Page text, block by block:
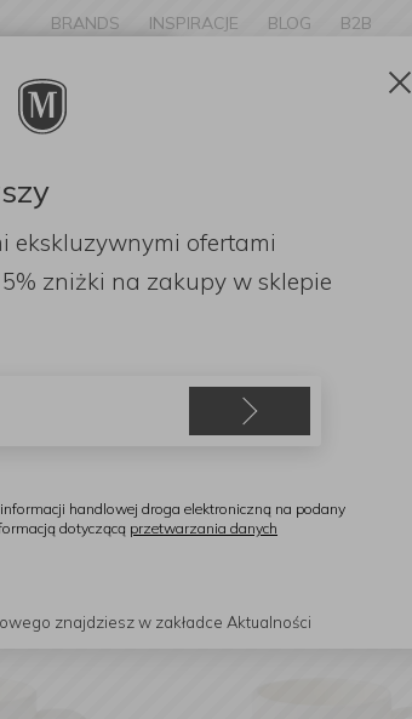
BRANDS INSPIRACJE BLOG B2B
you like to
Switch to English
ekskluzywnymi ofertami
5% zniżki na zakupy w sklepie
handlowej droga elektroniczną na podany
dotyczącą przetwarzania danych
znajdziesz w zakładce Aktualności